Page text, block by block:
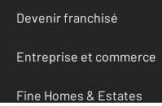
Devenir franchisé
Entreprise et commerce
Fine Homes & Estates